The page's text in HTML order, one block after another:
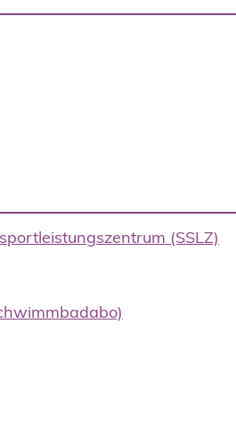
(SSLZ)